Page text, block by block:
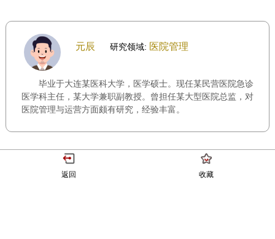
元辰 研究领域: 医院管理
毕业于大连某医科大学，医学硕士。现任某民营医院急诊
医学科主任，某大学兼职副教授。曾担任某大型医院总监，对
医院管理与运营方面颇有研究，经验丰富。
返回 收藏